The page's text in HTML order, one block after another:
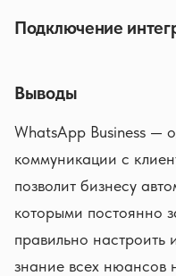
Подключение
Выводы
WhatsApp Business —
коммуникации с
позволит бизнесу
которыми постоянно
правильно настроить
знание всех нюансов